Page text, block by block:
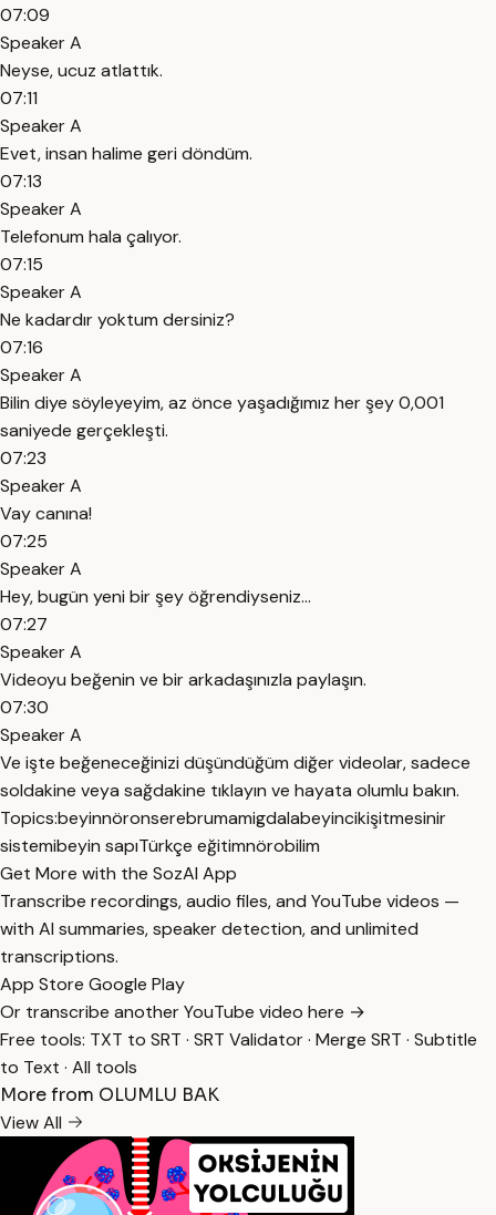
07:09
Speaker A
Neyse, ucuz atlattık.
07:11
Speaker A
Evet, insan halime geri döndüm.
07:13
Speaker A
Telefonum hala çalıyor.
07:15
Speaker A
Ne kadardır yoktum dersiniz?
07:16
Speaker A
Bilin diye söyleyeyim, az önce yaşadığımız her şey 0,001
saniyede gerçekleşti.
07:23
Speaker A
Vay canına!
07:25
Speaker A
Hey, bugün yeni bir şey öğrendiyseniz...
07:27
Speaker A
Videoyu beğenin ve bir arkadaşınızla paylaşın.
07:30
Speaker A
Ve işte beğeneceğinizi düşündüğüm diğer videolar, sadece
soldakine veya sağdakine tıklayın ve hayata olumlu bakın.
Topics:beyinnöronserebrumamigdalabeyincikişitmesinir
sistemibeyin sapıTürkçe eğitimnörobilim
Get More with the SozAI App
Transcribe recordings, audio files, and YouTube videos —
with AI summaries, speaker detection, and unlimited
transcriptions.
App Store Google Play
Or transcribe another YouTube video here →
Free tools: TXT to SRT · SRT Validator· Merge SRT · Subtitle
to Text · All tools
More from OLUMLU BAK
View All